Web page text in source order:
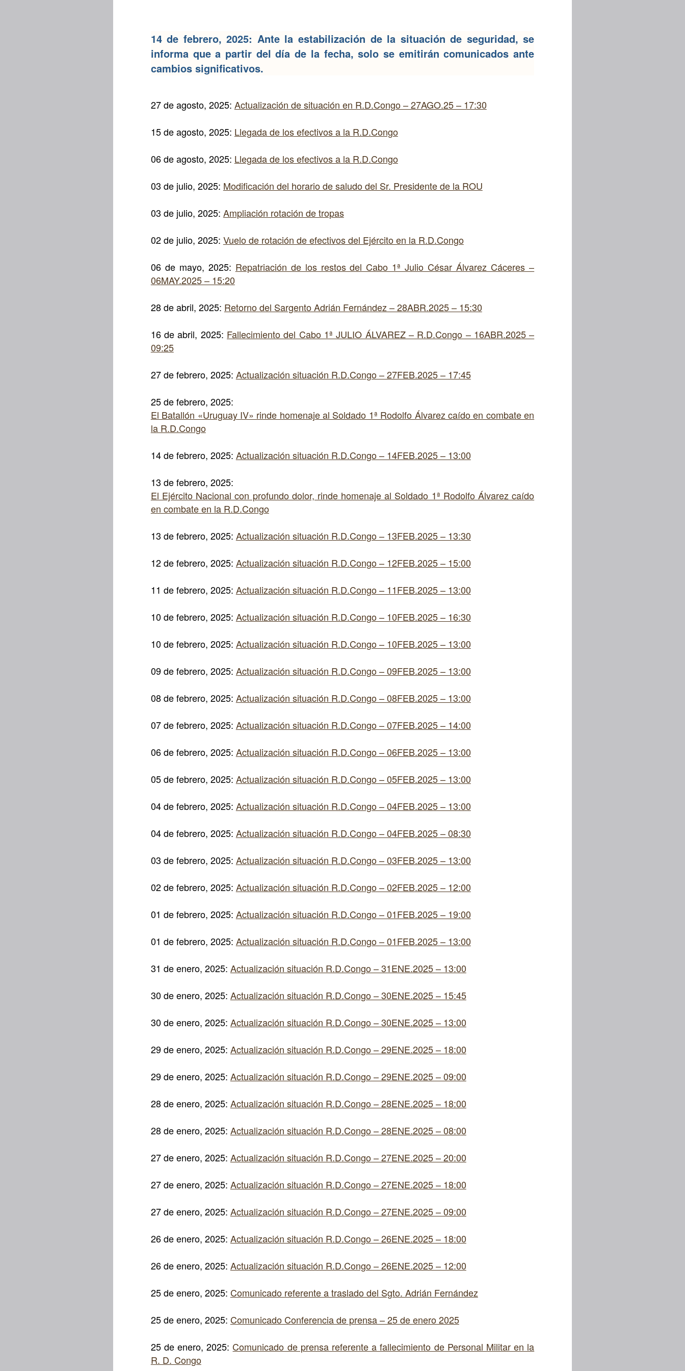
14 de febrero, 2025: Ante la estabilización de la situación de seguridad, se
informa que a partir del día de la fecha, solo se emitirán comunicados ante
cambios significativos.
27 de agosto, 2025: Actualización de situación en R.D.Congo – 27AGO.25 – 17:30
15 de agosto, 2025: Llegada de los efectivos a la R.D.Congo
06 de agosto, 2025: Llegada de los efectivos a la R.D.Congo
03 de julio, 2025: Modificación del horario de saludo del Sr. Presidente de la ROU
03 de julio, 2025: Ampliación rotación de tropas
02 de julio, 2025: Vuelo de rotación de efectivos del Ejército en la R.D.Congo
06 de mayo, 2025: Repatriación de los restos del Cabo 1ª Julio César Álvarez Cáceres –
06MAY.2025 – 15:20
28 de abril, 2025: Retorno del Sargento Adrián Fernández – 28ABR.2025 – 15:30
16 de abril, 2025: Fallecimiento del Cabo 1ª JULIO ÁLVAREZ – R.D.Congo – 16ABR.2025 –
09:25
27 de febrero, 2025: Actualización situación R.D.Congo – 27FEB.2025 – 17:45
25 de febrero, 2025:
El Batallón «Uruguay IV» rinde homenaje al Soldado 1ª Rodolfo Álvarez caído en combate en
la R.D.Congo
14 de febrero, 2025: Actualización situación R.D.Congo – 14FEB.2025 – 13:00
13 de febrero, 2025:
El Ejército Nacional con profundo dolor, rinde homenaje al Soldado 1ª Rodolfo Álvarez caído
en combate en la R.D.Congo
13 de febrero, 2025: Actualización situación R.D.Congo – 13FEB.2025 – 13:30
12 de febrero, 2025: Actualización situación R.D.Congo – 12FEB.2025 – 15:00
11 de febrero, 2025: Actualización situación R.D.Congo – 11FEB.2025 – 13:00
10 de febrero, 2025: Actualización situación R.D.Congo – 10FEB.2025 – 16:30
10 de febrero, 2025: Actualización situación R.D.Congo – 10FEB.2025 – 13:00
09 de febrero, 2025: Actualización situación R.D.Congo – 09FEB.2025 – 13:00
08 de febrero, 2025: Actualización situación R.D.Congo – 08FEB.2025 – 13:00
07 de febrero, 2025: Actualización situación R.D.Congo – 07FEB.2025 – 14:00
06 de febrero, 2025: Actualización situación R.D.Congo – 06FEB.2025 – 13:00
05 de febrero, 2025: Actualización situación R.D.Congo – 05FEB.2025 – 13:00
04 de febrero, 2025: Actualización situación R.D.Congo – 04FEB.2025 – 13:00
04 de febrero, 2025: Actualización situación R.D.Congo – 04FEB.2025 – 08:30
03 de febrero, 2025: Actualización situación R.D.Congo – 03FEB.2025 – 13:00
02 de febrero, 2025: Actualización situación R.D.Congo – 02FEB.2025 – 12:00
01 de febrero, 2025: Actualización situación R.D.Congo – 01FEB.2025 – 19:00
01 de febrero, 2025: Actualización situación R.D.Congo – 01FEB.2025 – 13:00
31 de enero, 2025: Actualización situación R.D.Congo – 31ENE.2025 – 13:00
30 de enero, 2025: Actualización situación R.D.Congo – 30ENE.2025 – 15:45
30 de enero, 2025: Actualización situación R.D.Congo – 30ENE.2025 – 13:00
29 de enero, 2025: Actualización situación R.D.Congo – 29ENE.2025 – 18:00
29 de enero, 2025: Actualización situación R.D.Congo – 29ENE.2025 – 09:00
28 de enero, 2025: Actualización situación R.D.Congo – 28ENE.2025 – 18:00
28 de enero, 2025: Actualización situación R.D.Congo – 28ENE.2025 – 08:00
27 de enero, 2025: Actualización situación R.D.Congo – 27ENE.2025 – 20:00
27 de enero, 2025: Actualización situación R.D.Congo – 27ENE.2025 – 18:00
27 de enero, 2025: Actualización situación R.D.Congo – 27ENE.2025 – 09:00
26 de enero, 2025: Actualización situación R.D.Congo – 26ENE.2025 – 18:00
26 de enero, 2025: Actualización situación R.D.Congo – 26ENE.2025 – 12:00
25 de enero, 2025: Comunicado referente a traslado del Sgto. Adrián Fernández
25 de enero, 2025: Comunicado Conferencia de prensa – 25 de enero 2025
25 de enero, 2025: Comunicado de prensa referente a fallecimiento de Personal Militar en la
R. D. Congo